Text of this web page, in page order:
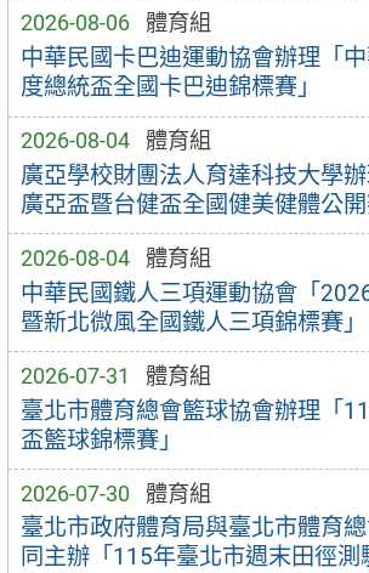
2026-08-06 體育組
中華民國卡巴迪運動協會辦理「
度總統盃全國卡巴迪錦標賽」
2026-08-04 體育組
廣亞學校財團法人育達科技大學
廣亞盃暨台健盃全國健美健體公開
2026-08-04 體育組
中華民國鐵人三項運動協會「
暨新北微風全國鐵人三項錦標賽」
2026-07-31 體育組
臺北市體育總會籃球協會辦理「
盃籃球錦標賽」
2026-07-30 體育組
臺北市政府體育局與臺北市體育
同主辦「115年臺北市週末田徑測